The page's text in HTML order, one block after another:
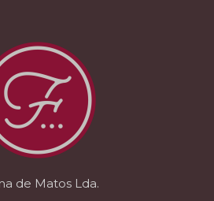
de Matos Lda.